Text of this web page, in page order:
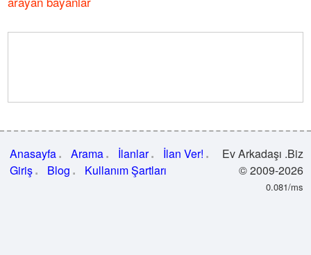
Anasayfa Arama İlanlar
İlan Ver!
Giriş
Blog Kullanım Şartları
Ev Arkadaşı .Biz
© 2009-2026
0.081/ms